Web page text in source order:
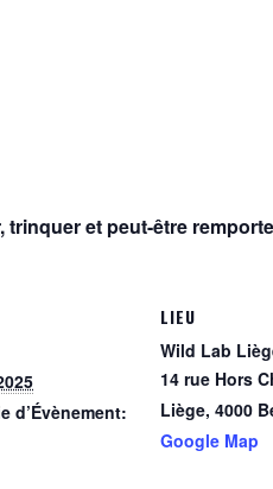
et peut-être
d’Évènement:
LIEU
Wild Lab
14 rue Hors
Liège, 4000
Google Map